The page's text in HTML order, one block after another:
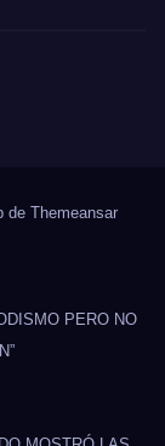
de Themeansar
PERO NO